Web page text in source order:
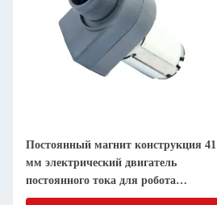
Постоянный магнит конструкция 41
мм электрический двигатель
постоянного тока для робота
бассейна